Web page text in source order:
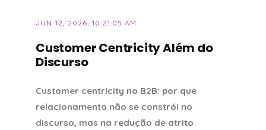
JUN 12, 2026, 10:21:05 AM
Customer Centricity Além do
Discurso
Customer centricity no B2B: por que
relacionamento não se constrói no
discurso, mas na redução de atrito